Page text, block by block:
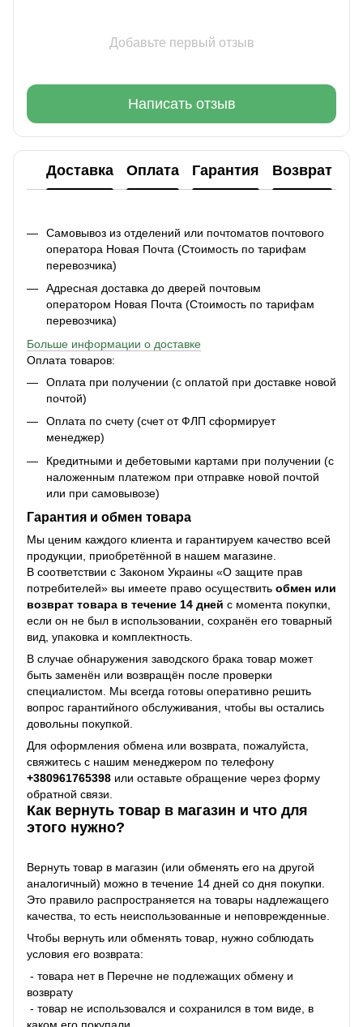
Добавьте первый отзыв
Написать отзыв
Доставка Оплата Гарантия Возврат
Самовывоз из отделений или почтоматов почтового
оператора Новая Почта (Стоимость по тарифам
перевозчика)
Адресная доставка до дверей почтовым
оператором Новая Почта (Стоимость по тарифам
перевозчика)
Больше информации о доставке
Оплата товаров:
Оплата при получении (с оплатой при доставке новой
почтой)
Оплата по счету (счет от ФЛП сформирует
менеджер)
Кредитными и дебетовыми картами при получении (с
наложенным платежом при отправке новой почтой
или при самовывозе)
Гарантия и обмен товара
Мы ценим каждого клиента и гарантируем качество всей
продукции, приобретённой в нашем магазине.
В соответствии с Законом Украины «О защите прав
потребителей» вы имеете право осуществить обмен или
возврат товара в течение 14 дней с момента покупки,
если он не был в использовании, сохранён его товарный
вид, упаковка и комплектность.
В случае обнаружения заводского брака товар может
быть заменён или возвращён после проверки
специалистом. Мы всегда готовы оперативно решить
вопрос гарантийного обслуживания, чтобы вы остались
довольны покупкой.
Для оформления обмена или возврата, пожалуйста,
свяжитесь с нашим менеджером по телефону
+380961765398 или оставьте обращение через форму
обратной связи.
Как вернуть товар в магазин и что для
этого нужно?
Вернуть товар в магазин (или обменять его на другой
аналогичный) можно в течение 14 дней со дня покупки.
Это правило распространяется на товары надлежащего
качества, то есть неиспользованные и неповрежденные.
Чтобы вернуть или обменять товар, нужно соблюдать
условия его возврата:
- товара нет в Перечне не подлежащих обмену и
возврату
- товар не использовался и сохранился в том виде, в